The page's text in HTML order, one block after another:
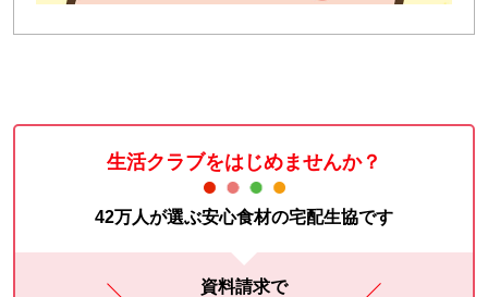
生活クラブをはじめませんか？
42万人が選ぶ安心食材の宅配生協です
資料請求で